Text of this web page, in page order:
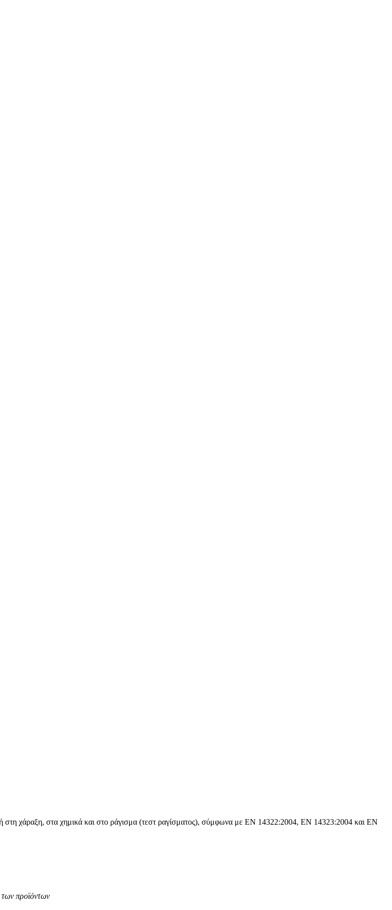
στη χάραξη, στα χημικά και στο ράγισμα (τεστ ραγίσματος), σύμφωνα με ΕΝ 14322:2004, EN 14323:2004 και ΕΝ
των προϊόντων